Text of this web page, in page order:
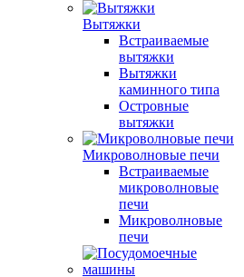
Вытяжки
Встраиваемые
вытяжки
Вытяжки
каминного типа
Островные
вытяжки
Микроволновые печи
Встраиваемые
микроволновые
печи
Микроволновые
печи